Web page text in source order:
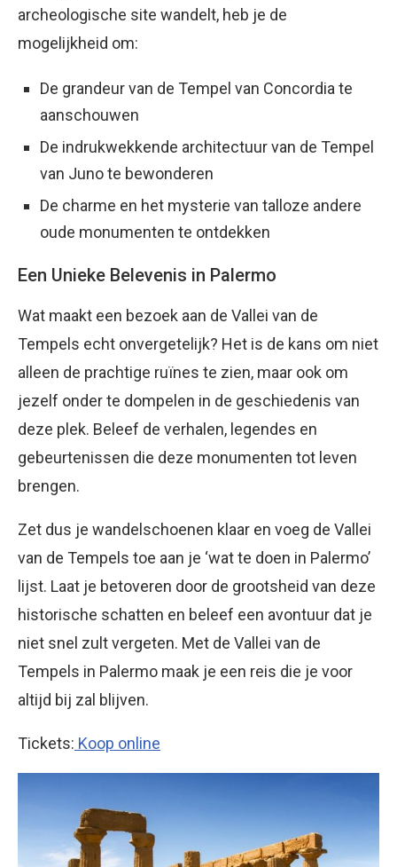
archeologische site wandelt, heb je de
mogelijkheid om:
De grandeur van de Tempel van Concordia te
aanschouwen
De indrukwekkende architectuur van de Tempel
van Juno te bewonderen
De charme en het mysterie van talloze andere
oude monumenten te ontdekken
Een Unieke Belevenis in Palermo
Wat maakt een bezoek aan de Vallei van de
Tempels echt onvergetelijk? Het is de kans om niet
alleen de prachtige ruïnes te zien, maar ook om
jezelf onder te dompelen in de geschiedenis van
deze plek. Beleef de verhalen, legendes en
gebeurtenissen die deze monumenten tot leven
brengen.
Zet dus je wandelschoenen klaar en voeg de Vallei
van de Tempels toe aan je ‘wat te doen in Palermo’
lijst. Laat je betoveren door de grootsheid van deze
historische schatten en beleef een avontuur dat je
niet snel zult vergeten. Met de Vallei van de
Tempels in Palermo maak je een reis die je voor
altijd bij zal blijven.
Tickets: Koop online